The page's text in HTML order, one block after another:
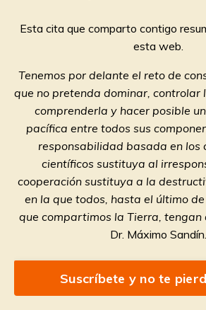
Esta cita que comparto contigo
esta web.
Tenemos por delante el reto de
que no pretenda dominar, controlar
comprenderla y hacer posible
pacífica entre todos sus
responsabilidad basada en los
científicos sustituya al
cooperación sustituya a la
en la que todos, hasta el último de
que compartimos la Tierra, tengan
Dr. Máximo Sandín.
Suscríbete y no te